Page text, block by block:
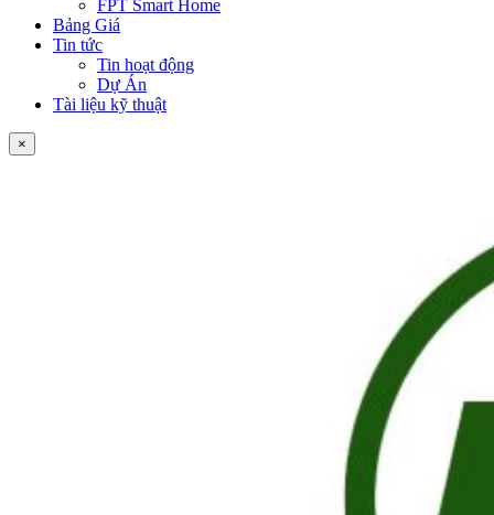
FPT Smart Home
Bảng Giá
Tin tức
Tin hoạt động
Dự Án
Tài liệu kỹ thuật
×